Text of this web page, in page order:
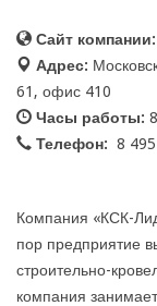
Сайт компании:
Адрес:
61, офис 410
Часы работы:
Телефон: 8
Компания «КСК-
пор предприятие
строительно-
компания